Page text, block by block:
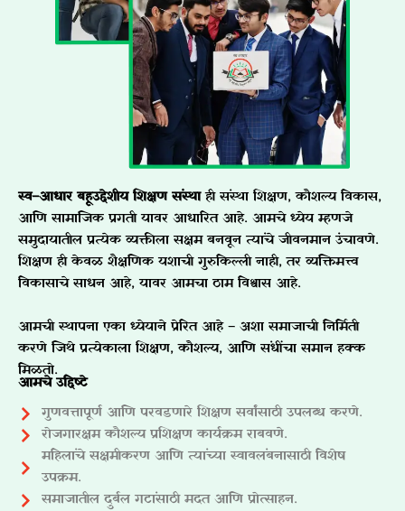
स्व–आधार बहूउद्देशीय शिक्षण संस्थाही संस्था शिक्षण, कौशल्य विकास,
आणि सामाजिक प्रगती यावर आधारित आहे. आमचे ध्येय म्हणजे
समुदायातील प्रत्येक व्यक्तीला सक्षम बनवून त्यांचे जीवनमान उंचावणे.
शिक्षण ही केवळ शैक्षणिक यशाची गुरुकिल्ली नाही, तर व्यक्तिमत्त्व
विकासाचे साधन आहे, यावर आमचा ठाम विश्वास आहे.
आमची स्थापना एका ध्येयाने प्रेरित आहे – अशा समाजाची निर्मिती
करणे जिथे प्रत्येकाला शिक्षण, कौशल्य, आणि संधींचा समान हक्क
मिळतो.
आमचे उद्दिष्टे
गुणवत्तापूर्ण आणि परवडणारे शिक्षण सर्वांसाठी उपलब्ध करणे.
रोजगारक्षम कौशल्य प्रशिक्षण कार्यक्रम राबवणे.
महिलांचे सक्षमीकरण आणि त्यांच्या स्वावलंबनासाठी विशेष
उपक्रम.
समाजातील दुर्बल गटांसाठी मदत आणि प्रोत्साहन.